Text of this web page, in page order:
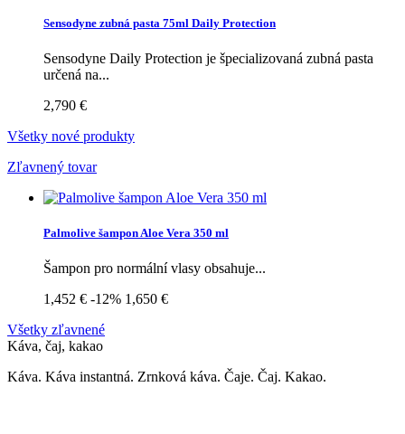
Sensodyne zubná pasta 75ml Daily Protection
Sensodyne Daily Protection je špecializovaná zubná pasta
určená na...
2,790 €
Všetky nové produkty
Zľavnený tovar
Palmolive šampon Aloe Vera 350 ml
Šampon pro normální vlasy obsahuje...
1,452 € -12% 1,650 €
Všetky zľavnené
Káva, čaj, kakao
Káva. Káva instantná. Zrnková káva. Čaje. Čaj. Kakao.